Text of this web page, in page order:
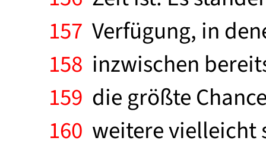
157 Verfügung, in
158 inzwischen
159 die größte
160 weitere vielleicht